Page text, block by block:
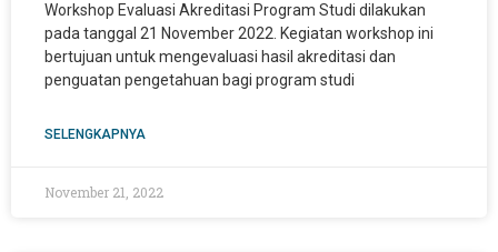
Workshop Evaluasi Akreditasi Program Studi dilakukan
pada tanggal 21 November 2022. Kegiatan workshop ini
bertujuan untuk mengevaluasi hasil akreditasi dan
penguatan pengetahuan bagi program studi
SELENGKAPNYA
November 21, 2022